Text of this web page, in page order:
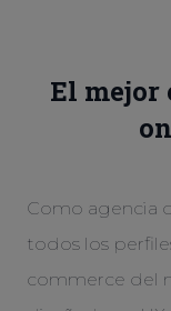
El mejor
Como agencia
todos los
commerce del